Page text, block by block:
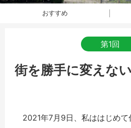
おすすめ
第1回
街を勝手に変えな
2021年7月9日、私ははじめて